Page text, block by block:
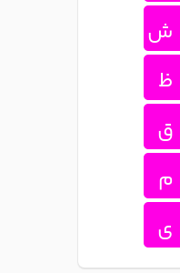
ش
ظ
ق
م
ی